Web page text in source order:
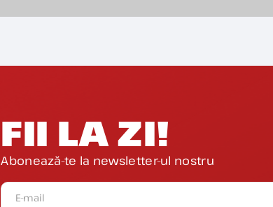
FII LA ZI!
Abonează-te la newsletter-ul nostru